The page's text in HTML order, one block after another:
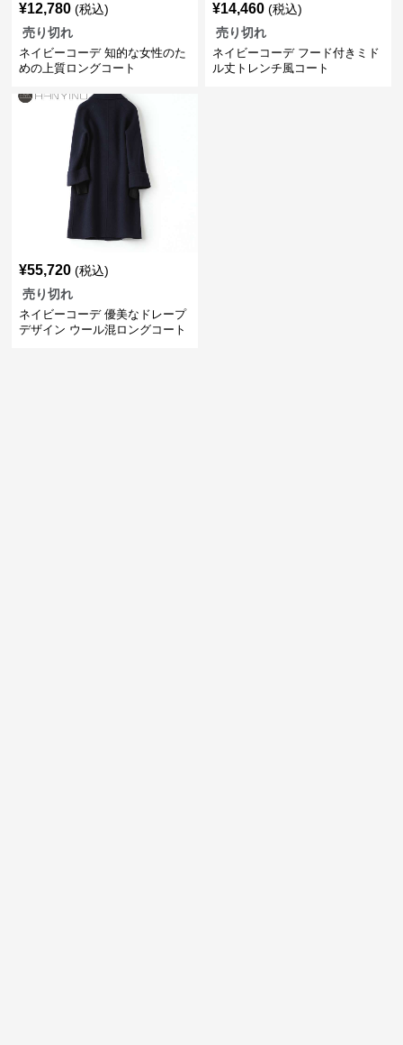
¥12,780 (税込)
売り切れ
ネイビーコーデ 知的な女性のた
めの上質ロングコート
¥14,460 (税込)
売り切れ
ネイビーコーデ フード付きミド
ル丈トレンチ風コート
¥55,720 (税込)
売り切れ
ネイビーコーデ 優美なドレープ
デザイン ウール混ロングコート